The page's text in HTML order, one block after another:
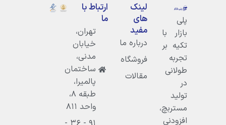
پلی
بازار با
تکیه بر
تجربه
طولانی
در
تولید
مستربچ،
افزودنی
لینک
های
مفید
درباره ما
فروشگاه
مقالات
ارتباط با
ما
تهران،
خيابان
مدنى،
ساختمان
پالميرا،
طبقه ۸،
واحد ۸۱۱